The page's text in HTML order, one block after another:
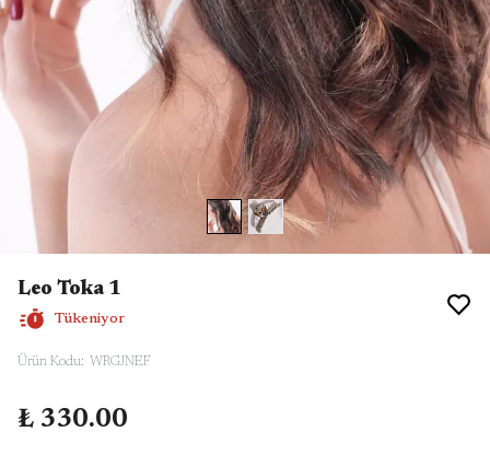
Leo Toka 1
Tükeniyor
Ürün Kodu: WRGJNEF
₺ 330.00